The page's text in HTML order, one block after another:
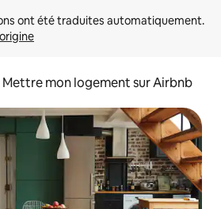
Mettre mon logement sur Airbnb